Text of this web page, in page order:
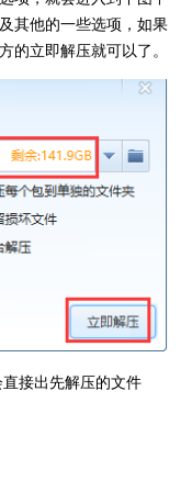
其他的一些选项，如果
的立即解压就可以了。
接出先解压的文件